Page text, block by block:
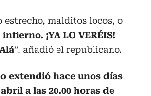
estrecho, malditos locos, o
¡YA LO VERÉIS!
”, añadió el republicano.
extendió hace unos días
a las 20.00 horas de